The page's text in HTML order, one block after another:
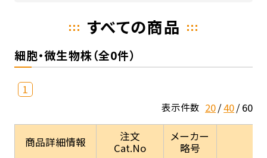
すべての商品
細胞・微生物株（全0件）
1
表示件数 20 40 60
商品詳細情報
注文
Cat.No
メーカー
略号